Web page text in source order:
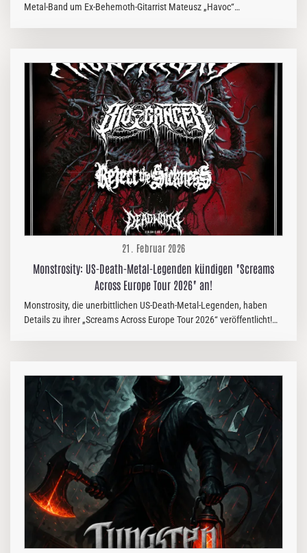
Metal-Band um Ex-Behemoth-Gitarrist Mateusz „Havoc“
ex-Vader, ex-Decapitated). Blindead 23 haben heute ihr mit
Spannung erwartetes Debütalbum „Deuterium“ angekündigt und
gleichzeitig einen neuen Visualizer zur ersten Single und dem
Titeltrack veröffentlicht. Diese neue Besetzung der Band verbindet
die Atmosphäre früherer Blindead-Aufnahmen – Sludge und Post-
Metal mit schweren Riffs und hypnotischer…
21. Februar 2026
Monstrosity: US-Death-Metal-Legenden kündigen "Screams
Across Europe Tour 2026" an!
Monstrosity, die unerbittlichen US-Death-Metal-Legenden, haben
Details zu ihrer „Screams Across Europe Tour 2026“ veröffentlicht!
Anlass ist ihr mit Spannung erwartetes neues Album „Screams From
Beneath The Surface“, das am 13. März 2026 über Metal Blade
Records (lizenziert von Conquest Music Inc.) erscheint. Als Special
Guests verstärken Bio Cancer, Reject The Sickness und Deadwood
das Gemetzel. Macht euch bereit für gnadenlose, kompromisslose
Shows! Diese gigantische Tour…